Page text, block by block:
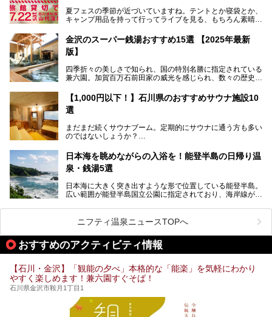
2025年7月からは「大江戸三つ星バイキング」がスタート！
───
提供元：大江戸温泉物語ホテルズ＆リゾーツ株式会社【P
この記事は大江戸温泉物語 あわづグランドホテルのPR記事
です。
夏フェスの季節が近づいていますね。テントとか寝袋とか、
キャンプ用品を持って行ってライブを見る、もちろん素晴ら
いやでもね、暑いし汗や砂埃でドロドロになるしうるさくて
夜は寝られないし、若い時はそういうのが良かったんですけ
今、もうちょっと気楽なフェスはないかな、と探してたらあ
りましたよ！
「加賀温泉郷フェス 2017」が石川県・山代温泉の瑠璃光を
全館貸し切って開催！
れちゃう！なんということでしょう！！
金沢のスーパー銭湯おすすめ15選 【2025年最新
版】
四季折々の美しさで知られ、国の特別名勝に指定されている
兼六園。加賀百万石前田家の威光を感じられ、数々の歴史的
ア。国内でも特に人気の観光地の1つです。北陸新幹線で東
京から約2時間30分と、首都圏からアクセスしやすい立地も
魅力ですね。
り、観光に加えて温泉もぜひ楽しみたいところ。金沢エリア
でおすすめのスーパー銭湯をご紹介します。
【1,000円以下！】石川県のおすすめサウナ施設10
選
まだまだ続くサウナブーム。定期的にサウナに通う方も多い
のではないしょうか？
今回はそんなサウナによく行く人もこれから楽しむ人も格安
で楽しめるサウナを紹介します。
など、種類豊富ですよ。
日本海を眺めながらの入浴を！能登半島の日帰り温
泉・銭湯5選
日本海に大きく突き出すような形で位置している能登半島。
広い範囲が能登半島国立公園に指定されており、海岸線が作
車で行くのがオススメですが、ドライブの際にぜひ一緒に楽
しんでいただきたいのが温泉です。絶景を眺めながらつかる
温泉は最高ですよ！ 今回はそんな能登の温泉を5つご紹介
します。
ニフティ温泉ニュースTOPへ
おすすめのアクティビティ情報
【石川・金沢】「観能の夕べ」本格的な「能楽」を気軽にわかり
やすく楽しめます！兼六園すぐそば！
石川県金沢市鞍月1丁目1